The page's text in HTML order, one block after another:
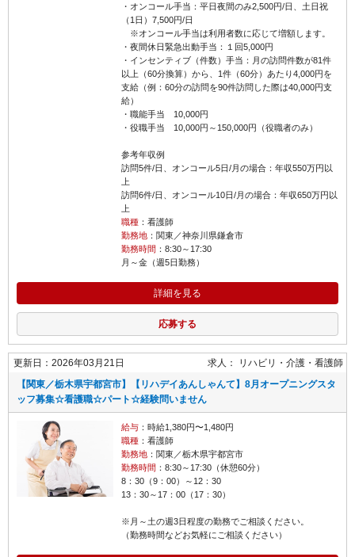
・オンコール手当：平日夜間のみ2,500円/日、土日祝
（1日）7,500円/日
※オンコール手当は利用者数に応じて増額します。
・夜間休日緊急出動手当：１回5,000円
・インセンティブ（件数）手当：月の訪問件数が81件
以上（60分換算）から、1件（60分）あたり4,000円を
支給（例：60分の訪問を90件訪問した際は40,000円支
給）
・職能手当 10,000円
・役職手当 10,000円～150,000円（役職者のみ）
参考年収例
訪問5件/日、オンコール5日/月の場合：年収550万円以
上
訪問6件/日、オンコール10日/月の場合：年収650万円以
上
職種：看護師
勤務地：関東／神奈川県鎌倉市
勤務時間 ：8:30～17:30
月～金（週5日勤務）
詳細を見る
応募する
更新日：2026年03月21日 求人： リハビリ・介護
看護師
【関東／栃木県宇都宮市】【リハデイあんしゃんて】8月オープニングスタ
ッフ募集☆看護職☆パート☆経験問いません
給与：時給1,380円〜1,480円
職種：看護師
勤務地：関東／栃木県宇都宮市
勤務時間 ：8:30～17:30（休憩60分）
8：30（9：00）～12：30
13：30～17：00（17：30）
※月～土の週3日程度の勤務でご相談ください。
（勤務時間などお気軽にご相談ください）